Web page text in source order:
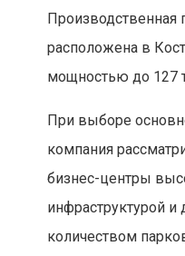
Производственная
расположена в
мощностью до 127
При выборе
компания
бизнес-центры
инфраструктурой и
количеством